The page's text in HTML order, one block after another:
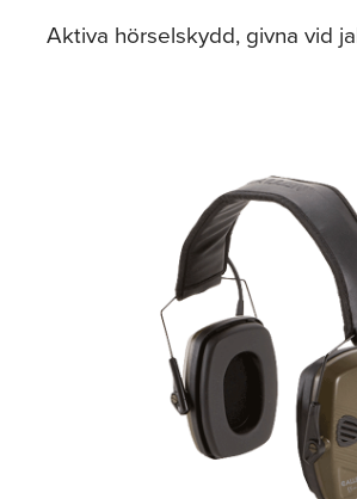
Aktiva hörselskydd, givna vid